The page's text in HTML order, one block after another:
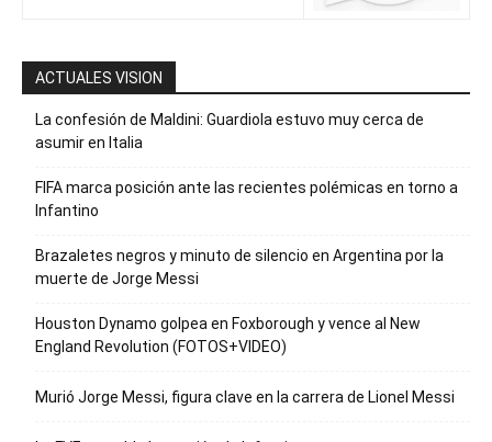
ACTUALES VISION
La confesión de Maldini: Guardiola estuvo muy cerca de
asumir en Italia
FIFA marca posición ante las recientes polémicas en torno a
Infantino
Brazaletes negros y minuto de silencio en Argentina por la
muerte de Jorge Messi
Houston Dynamo golpea en Foxborough y vence al New
England Revolution (FOTOS+VIDEO)
Murió Jorge Messi, figura clave en la carrera de Lionel Messi